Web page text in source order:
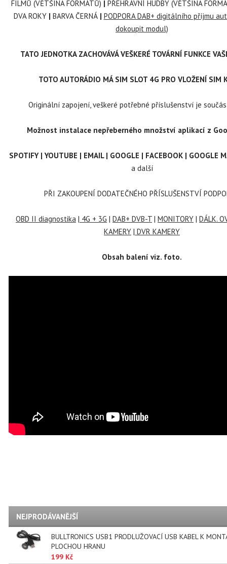
FILMŮ (VĚTŠINA FORMÁTŮ) | PŘEHRÁVNÍ HUDBY (VĚTŠINA
DVA ROKY | BARVA ČERNÁ| PODPORA DAB+ digitálního příjmu
dokoupit modul)
TATO JEDNOTKA ZACHOVÁVÁ VEŠKERÉ TOVÁRNÍ FUNKCE
TOTO AUTORÁDIO MÁ SIM SLOT 4G PRO VLOŽENÍ SIM
Originální zapojení, veškeré potřebné příslušenství je
Možnost instalace nepřeberného množství aplikací z
SPOTIFY | YOUTUBE | EMAIL | GOOGLE | FACEBOOK | GOOGLE
a další
PŘI ZAKOUPENÍ DODATEČNÉHO PŘÍSLUŠENSTVÍ
OBD II diagnostika | 4G + 3G | DAB+ DVB-T | MONITORY | DÁLK.
KAMERY | DVR KAMERY
Obsah balení viz. foto.
NEJPRODÁVANĚJŠÍ
BULLTRONICS USB1 PRODLUŽOVACÍ USB KABEL K
PLOCHOU HRANU
199 Kč